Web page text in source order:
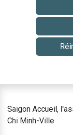
Saigon Accueil,
Chi Minh-Ville